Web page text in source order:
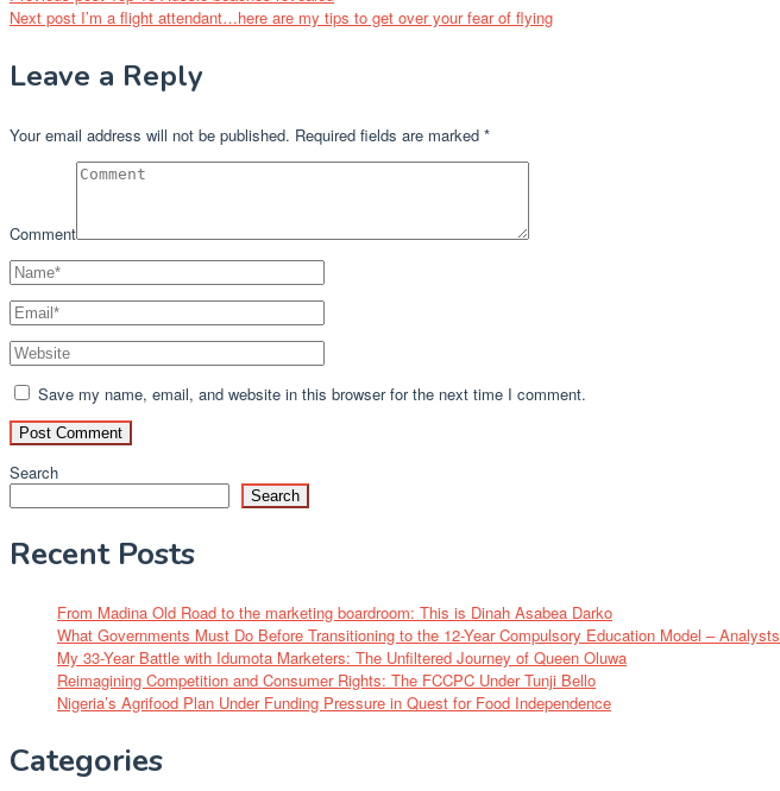
Next post I’m a flight attendant…here are my tips to get over your fear of flying
Leave a Reply
Your email address will not be published. Required fields are marked *
Comment
Save my name, email, and website in this browser for the next time I comment.
Search
Search
Recent Posts
From Madina Old Road to the marketing boardroom: This is Dinah Asabea Darko
What Governments Must Do Before Transitioning to the 12-Year Compulsory Education Model – Analysts
My 33-Year Battle with Idumota Marketers: The Unfiltered Journey of Queen Oluwa
Reimagining Competition and Consumer Rights: The FCCPC Under Tunji Bello
Nigeria’s Agrifood Plan Under Funding Pressure in Quest for Food Independence
Categories